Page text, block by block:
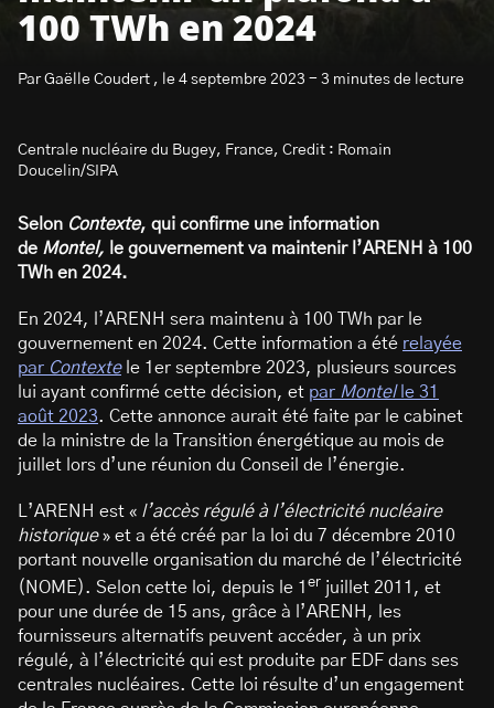
100 TWh en 2024
Par Gaëlle Coudert , le 4 septembre 2023 - 3 minutes de lecture
Centrale nucléaire du Bugey, France, Credit : Romain
Doucelin/SIPA
Selon Contexte, qui confirme une information
de Montel, le gouvernement va maintenir l’ARENH à 100
TWh en 2024.
En 2024, l’ARENH sera maintenu à 100 TWh par le
gouvernement en 2024. Cette information a été relayée
par Contexte le 1er septembre 2023, plusieurs sources
lui ayant confirmé cette décision, et par Montelle 31
août 2023. Cette annonce aurait été faite par le cabinet
de la ministre de la Transition énergétique au mois de
juillet lors d’une réunion du Conseil de l’énergie.
L’ARENH est « l’accès régulé à l’électricité nucléaire
historique» et a été créé par la loi du 7 décembre 2010
portant nouvelle organisation du marché de l’électricité
(NOME). Selon cette loi, depuis le 1 er juillet 2011, et
pour une durée de 15 ans, grâce à l’ARENH, les
fournisseurs alternatifs peuvent accéder, à un prix
régulé, à l’électricité qui est produite par EDF dans ses
centrales nucléaires. Cette loi résulte d’un engagement
S’abonner à la newsletter